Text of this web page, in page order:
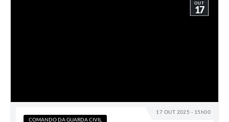
17 OUT 2025 - 15h00
OUT
17
COMANDO DA GUARDA CIVIL